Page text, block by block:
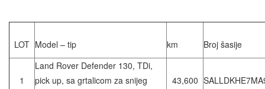
LOT Model – tip km Broj šasije
1
Land Rover Defender 130, TDi,
pick up, sa grtalicom za snijeg
43,600